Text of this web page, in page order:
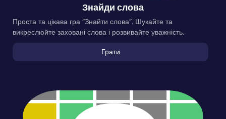
Знайди слова
Проста та цікава гра “Знайти слова”. Шукайте та
викреслюйте заховані слова і розвивайте уважність.
Грати